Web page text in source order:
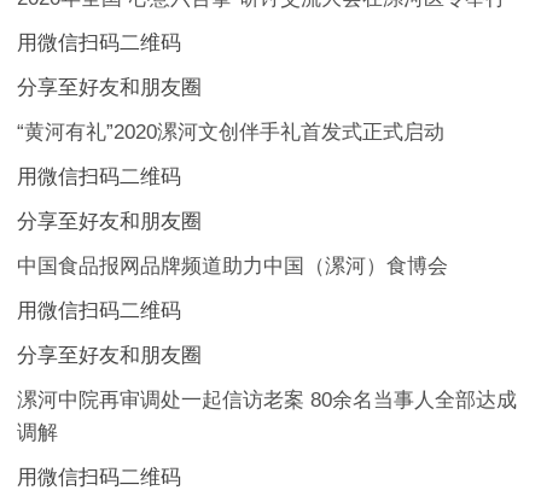
用微信扫码二维码
分享至好友和朋友圈
“黄河有礼”2020漯河文创伴手礼首发式正式启动
用微信扫码二维码
分享至好友和朋友圈
中国食品报网品牌频道助力中国（漯河）食博会
用微信扫码二维码
分享至好友和朋友圈
漯河中院再审调处一起信访老案 80余名当事人全部达成
调解
用微信扫码二维码